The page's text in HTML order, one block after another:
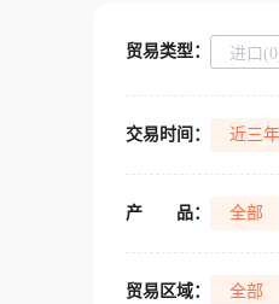
贸易类型： 进口
交易时间： 近三年
产 品： 全部
贸易区域： 全部